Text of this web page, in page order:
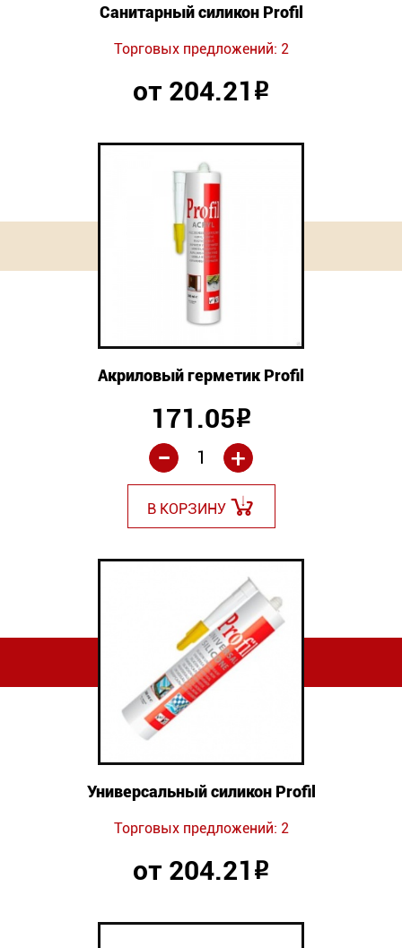
Санитарный силикон Profil
Торговых предложений: 2
от 204.21 Р
Акриловый герметик Profil
171.05Р
+
-
В КОРЗИНУ
Универсальный силикон Profil
Торговых предложений: 2
от 204.21 Р